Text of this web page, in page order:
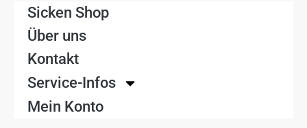
Sicken Shop
Über uns
Kontakt
Service-Infos
Mein Konto